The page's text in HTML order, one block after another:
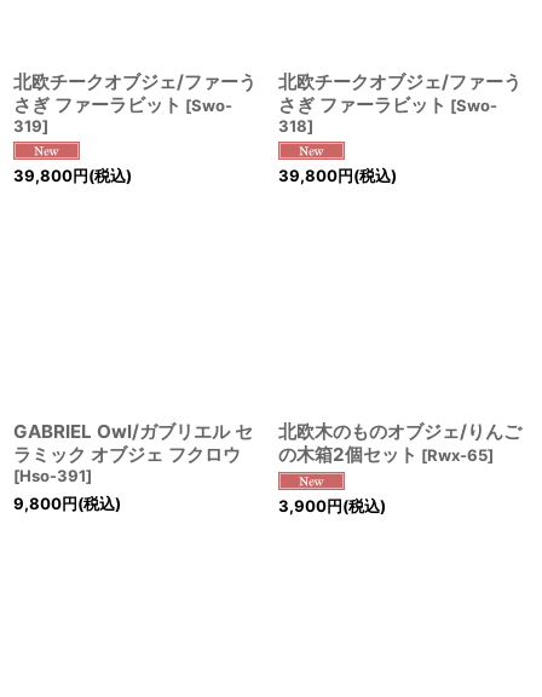
北欧チークオブジェ/ファーう
さぎ ファーラビット [Swo-
319]
39,800円(税込)
北欧チークオブジェ/ファーう
さぎ ファーラビット [Swo-
318]
39,800円(税込)
GABRIEL Owl/ガブリエル セ
ラミック オブジェ フクロウ
[Hso-391]
9,800円(税込)
北欧木のものオブジェ/りんご
の木箱2個セット [Rwx-65]
3,900円(税込)